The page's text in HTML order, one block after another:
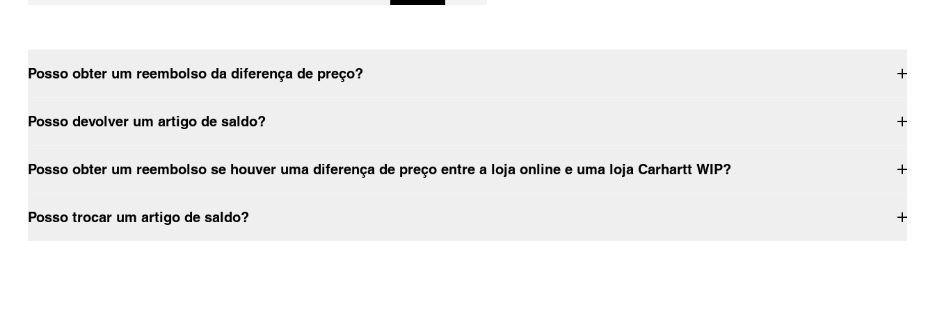
Posso obter um reembolso da diferença de preço?
Posso devolver um artigo de saldo?
Posso obter um reembolso se houver uma diferença de preço entre a loja online e uma loja Carhartt WIP?
Posso trocar um artigo de saldo?